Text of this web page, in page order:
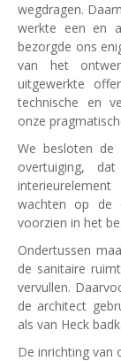
wegdragen.
werkte een en
bezorgde ons
van het
uitgewerkte
technische en
onze
We besloten de
overtuiging,
wachten op de
voorzien in het
Ondertussen
de sanitaire
vervullen.
de architect
als van Heck
De inrichting van